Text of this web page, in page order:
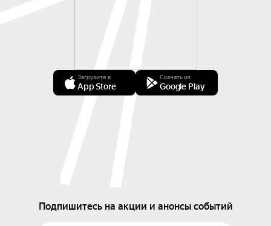
Загрузите в
App Store
Скачать из
Google Play
Подпишитесь на акции и анонсы событий